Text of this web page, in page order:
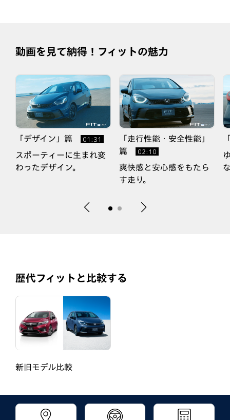
動画を見て納得！フィットの魅力
「デザイン」篇 01:31
スポーティーに生まれ変
わったデザイン。
「走行性能・安全性能」
篇
02:10
爽快感と安心感をもたら
す走り。
歴代フィットと比較する
新旧モデル比較